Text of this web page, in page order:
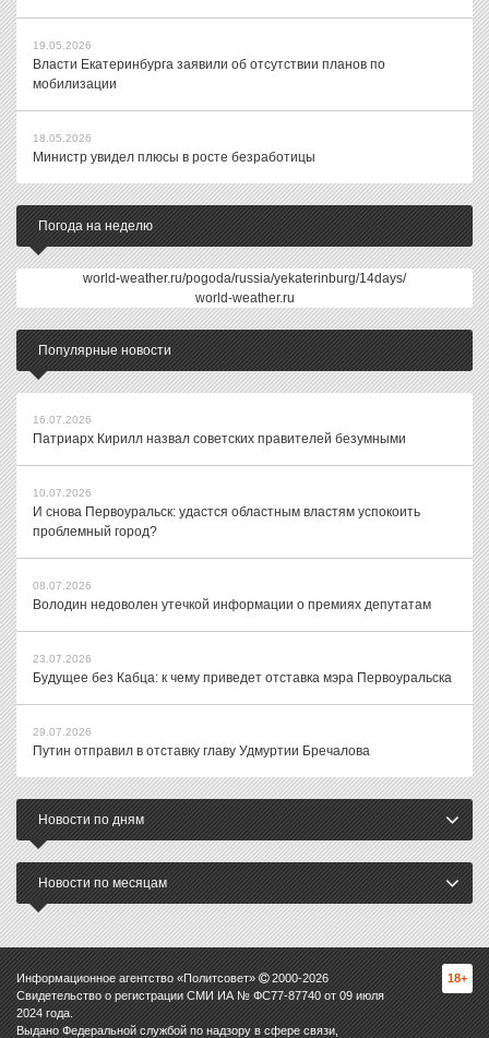
19.05.2026
Власти Екатеринбурга заявили об отсутствии планов по
мобилизации
18.05.2026
Министр увидел плюсы в росте безработицы
Погода на неделю
world-weather.ru/pogoda/russia/yekaterinburg/14days/
world-weather.ru
Популярные новости
16.07.2026
Патриарх Кирилл назвал советских правителей безумными
10.07.2026
И снова Первоуральск: удастся областным властям успокоить
проблемный город?
08.07.2026
Володин недоволен утечкой информации о премиях депутатам
23.07.2026
Будущее без Кабца: к чему приведет отставка мэра Первоуральска
29.07.2026
Путин отправил в отставку главу Удмуртии Бречалова
Новости по дням
Новости по месяцам
Информационное агентство «Политсовет» 2000-2026
Свидетельство о регистрации СМИ ИА № ФС77-87740 от 09 июля
2024 года.
Выдано Федеральной службой по надзору в сфере связи,
18+